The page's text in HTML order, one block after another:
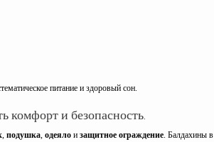
питание и здоровый сон.
комфорт и безопасность.
, подушка, одеяло и защитное ограждение. Балдахины в